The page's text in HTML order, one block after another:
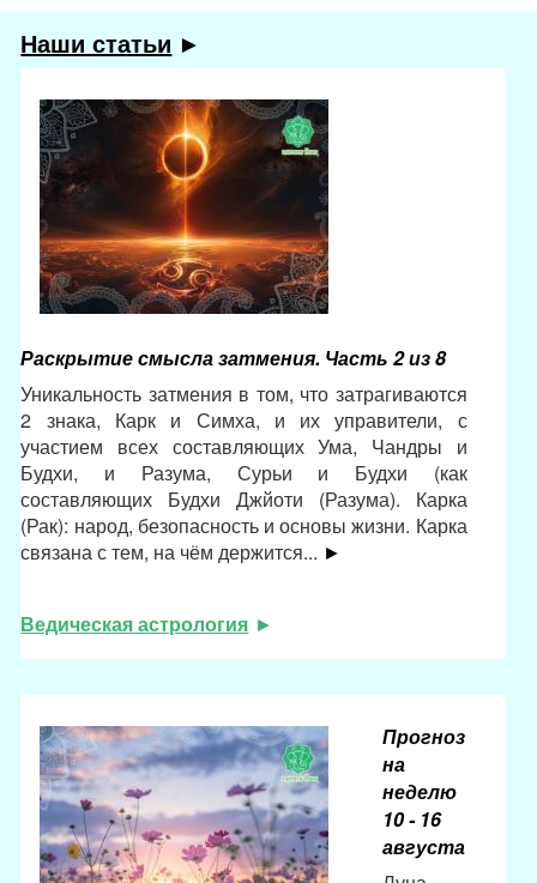
Наши статьи
Раскрытие смысла затмения. Часть 2 из 8
Уникальность затмения в том, что затрагиваются
2 знака, Карк и Симха, и их управители, с
участием всех составляющих Ума, Чандры и
Будхи, и Разума, Сурьи и Будхи (как
составляющих Будхи Джйоти (Разума). Карка
(Рак): народ, безопасность и основы жизни. Карка
связана с тем, на чём держится... ►
Ведическая астрология
Прогноз
на
неделю
10 - 16
августа